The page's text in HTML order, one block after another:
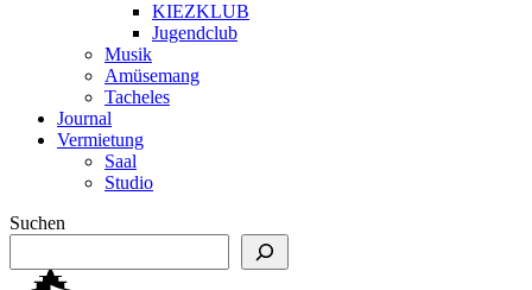
KIEZKLUB
Jugendclub
Musik
Amüsemang
Tacheles
Journal
Vermietung
Saal
Studio
Suchen